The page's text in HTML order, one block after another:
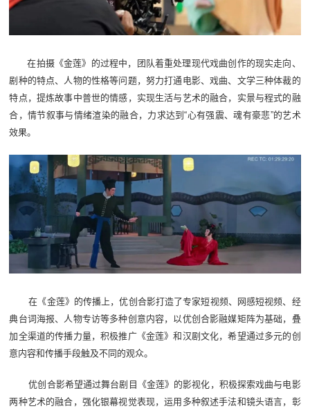
在拍摄《金莲》的过程中，团队着重处理现代戏曲创作的现实走向、
剧种的特点、人物的性格等问题，努力打通电影、戏曲、文学三种体裁的
特点，提炼故事中普世的情感，实现生活与艺术的融合，实景与程式的融
合，情节叙事与情绪渲染的融合，力求达到“心有强震、魂有豪悲”的艺术
效果。
在《金莲》的传播上，优创合影打造了专家短视频、网感短视频、经
典台词海报、人物专访等多种创意内容，以优创合影融媒矩阵为基础，叠
加全渠道的传播力量，积极推广《金莲》和汉剧文化，希望通过多元的创
意内容和传播手段触及不同的观众。
优创合影希望通过舞台剧目《金莲》的影视化，积极探索戏曲与电影
两种艺术的融合，强化银幕视觉表现，运用多种叙述手法和镜头语言，彰